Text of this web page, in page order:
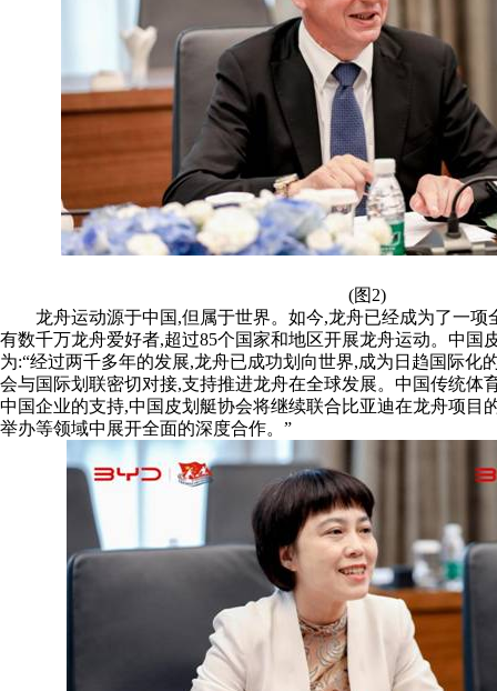
(图2)
龙舟运动源于中国,但属于世界。如今,龙舟已经成为了一项
有数千万龙舟爱好者,超过85个国家和地区开展龙舟运动。中国
为:“经过两千多年的发展,龙舟已成功划向世界,成为日趋国际化
会与国际划联密切对接,支持推进龙舟在全球发展。中国传统体
中国企业的支持,中国皮划艇协会将继续联合比亚迪在龙舟项目
举办等领域中展开全面的深度合作。”